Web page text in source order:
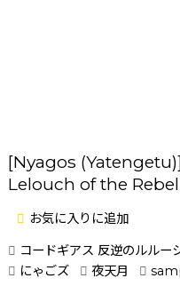
[Nyagos
Lelouch of the
お気に入りに追加
コードギアス 反逆のルルー
にゃごズ
夜天月